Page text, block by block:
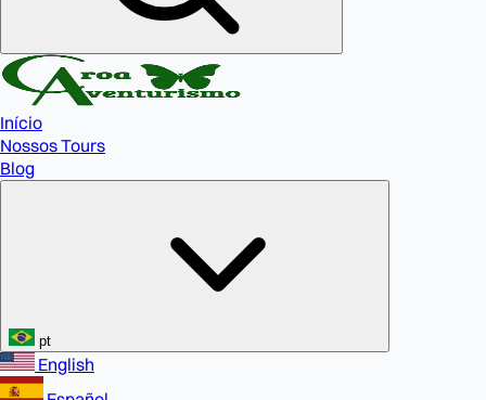
Início
Nossos Tours
Blog
pt
English